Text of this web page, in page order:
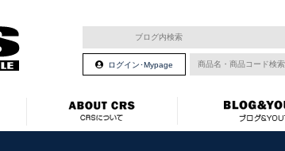
ログイン･Mypage